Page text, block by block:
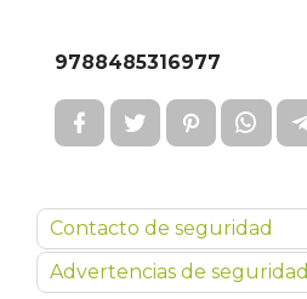
9788485316977
Contacto de seguridad
Advertencias de seguridad